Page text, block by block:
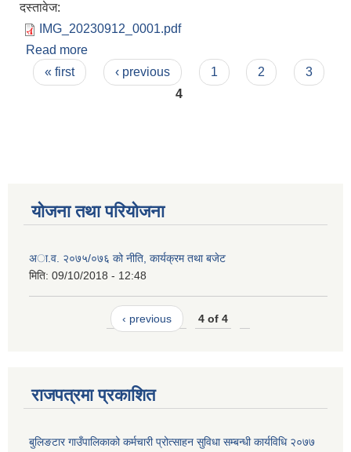
दस्तावेज:
IMG_20230912_0001.pdf
Read more
Pages
« first ‹ previous 1 2
3
4
योजना तथा परियोजना
अा.व. २०७५/०७६ को नीति, कार्यक्रम तथा बजेट
मिति: 09/10/2018 - 12:48
‹ previous 4 of 4
राजपत्रमा प्रकाशित
बुलिङटार गाउँपालिकाको कर्मचारी प्रोत्साहन सुविधा सम्बन्धी कार्यविधि २०७७